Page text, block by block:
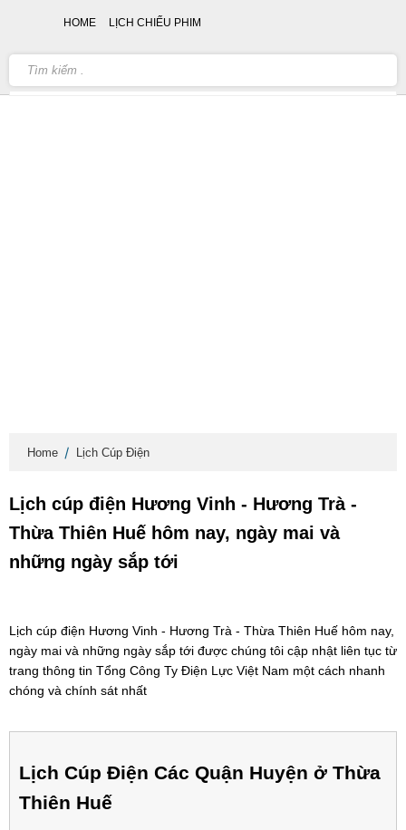
Home Lịch Cúp Điện
Lịch cúp điện Hương Vinh - Hương Trà -
Thừa Thiên Huế hôm nay, ngày mai và
những ngày sắp tới
Lịch cúp điện Hương Vinh - Hương Trà - Thừa Thiên Huế hôm nay,
ngày mai và những ngày sắp tới được chúng tôi cập nhật liên tục từ
trang thông tin Tổng Công Ty Điện Lực Việt Nam một cách nhanh
chóng và chính sát nhất
Lịch Cúp Điện Các Quận Huyện ở Thừa
Thiên Huế
HOME LỊCH CHIẾU PHIM